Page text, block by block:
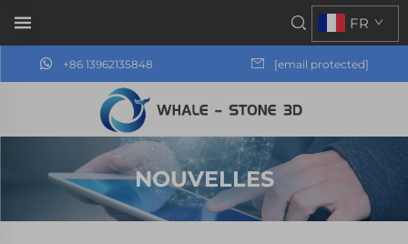
+86 13962135848 [email protected]
FR
NOUVELLES